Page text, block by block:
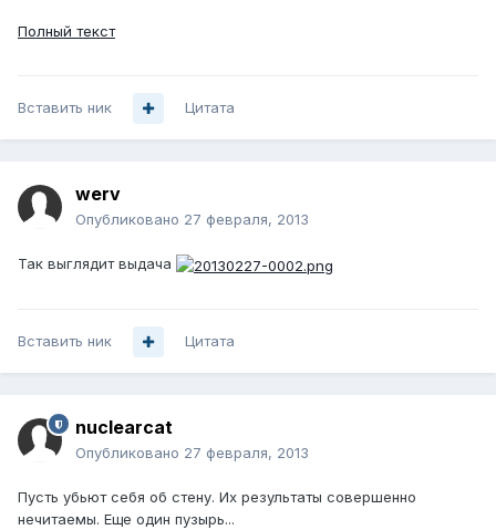
Полный текст
Вставить ник Цитата
werv
Опубликовано 27 февраля, 2013
Так выглядит выдача
Вставить ник Цитата
nuclearcat
Опубликовано 27 февраля, 2013
Пусть убьют себя об стену. Их результаты совершенно
нечитаемы. Еще один пузырь...